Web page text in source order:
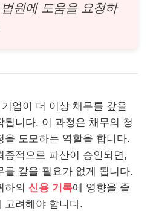
원에 도움을 요청하
업이 더 이상 채무를 갚을
됩니다. 이 과정은 채무의 청
을 도모하는 역할을 합니다.
종적으로 파산이 승인되면,
를 갚을 필요가 없게 됩니다.
하의 신용 기록에 영향을 줄
고려해야 합니다.